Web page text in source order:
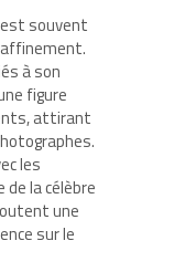
est souvent
à son
figure
attirant
les
la célèbre
une
sur le